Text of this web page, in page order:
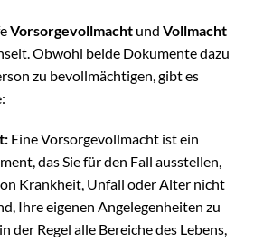
Vorsorgevollmacht und Vollmacht
Obwohl beide Dokumente dazu
zu bevollmächtigen, gibt es
Eine Vorsorgevollmacht ist ein
das Sie für den Fall ausstellen,
Krankheit, Unfall oder Alter nicht
Ihre eigenen Angelegenheiten zu
der Regel alle Bereiche des Lebens,